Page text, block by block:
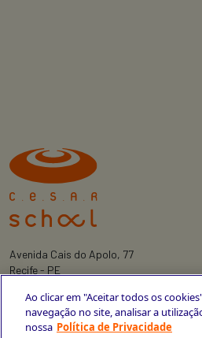
Avenida Cais do Apolo, 77
Recife - PE
+55 81 3419-6700
Ao clicar em "Aceitar todos os
navegação no site, analisar a
nossa Política de Privacidade